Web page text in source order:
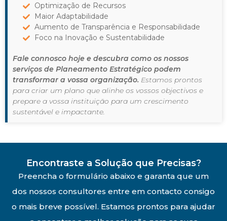
Optimização de Recursos
Maior Adaptabilidade
Aumento de Transparência e Responsabilidade
Foco na Inovação e Sustentabilidade
Fale connosco hoje e descubra como os nossos
serviços de Planeamento Estratégico podem
transformar a vossa organização. Estamos prontos
para criar um plano que alinhe os vossos objectivos e
prepare a vossa instituição para um crescimento
sustentável e impactante.
Encontraste a Solução que Precisas?
Preencha o formulário abaixo e garanta que um
dos nossos consultores entre em contacto consigo
o mais breve possível. Estamos prontos para ajudar